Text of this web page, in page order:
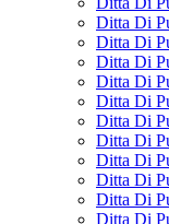
Ditta Di
Ditta Di
Ditta Di
Ditta Di
Ditta Di
Ditta Di
Ditta Di
Ditta Di
Ditta Di
Ditta Di
Ditta Di